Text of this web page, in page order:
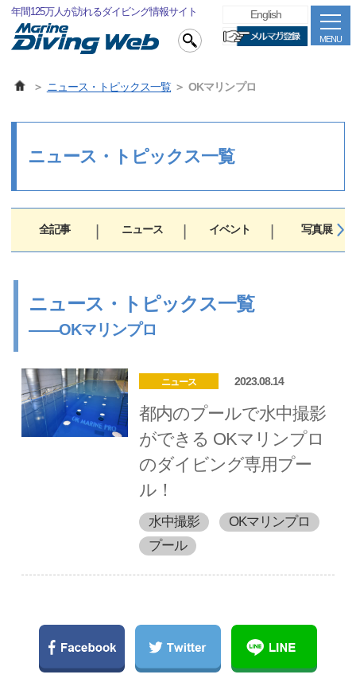
年間125万人が訪れるダイビング情報サイト
MENU
English
ニュース・トピックス一覧 OKマリンプロ
ニュース・トピックス一覧
全記事 ニュース イベント 写真展
ニュース・トピックス一覧
――OKマリンプロ
ニュース 2023.08.14
都内のプールで水中撮影
ができる OKマリンプロ
のダイビング専用プー
ル！
水中撮影
OKマリンプロ
プール